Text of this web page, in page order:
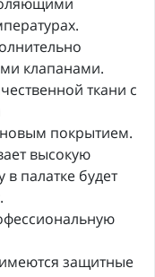
клапанами.
ткани с
покрытием.
высокую
палатке будет
защитные